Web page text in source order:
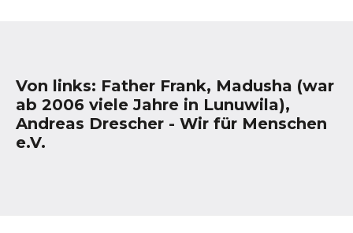
Von links: Father Frank, Madusha (war
ab 2006 viele Jahre in Lunuwila),
Andreas Drescher - Wir für Menschen
e.V.